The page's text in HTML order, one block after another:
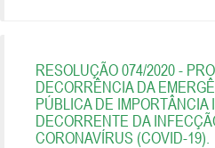
RESOLUÇÃO 074/2020 -
DECORRÊNCIA DA
PÚBLICA DE IMPORTÂNCIA
DECORRENTE DA
CORONAVÍRUS (COVID-19).